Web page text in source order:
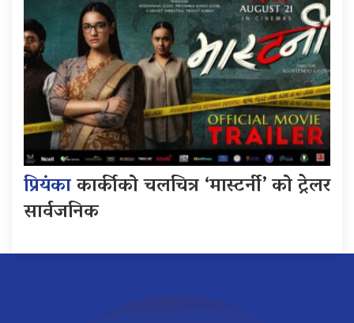
प्रियंकाकार्कीको चलचित्र ‘मास्टर्नी’ को ट्रेलर
सार्वजनिक